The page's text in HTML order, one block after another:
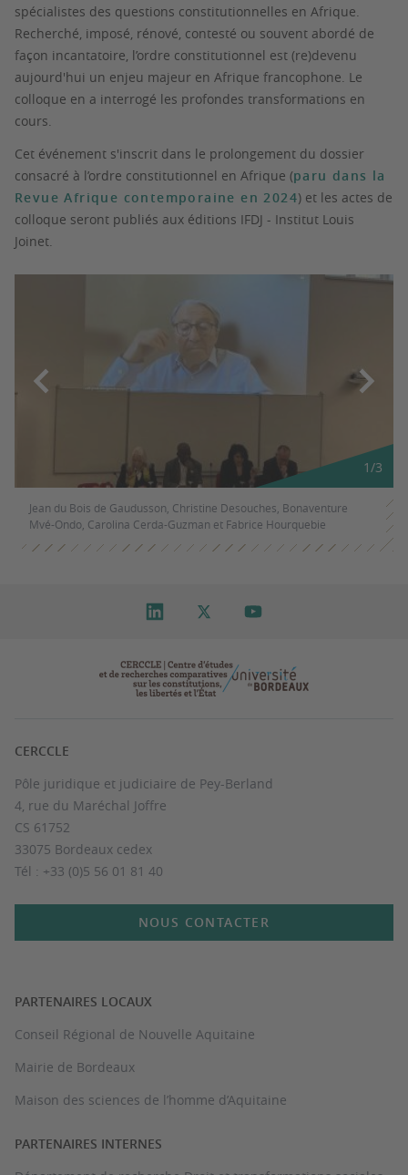
spécialistes des questions constitutionnelles en Afrique.
Recherché, imposé, rénové, contesté ou souvent abordé de
façon incantatoire, l’ordre constitutionnel est (re)devenu
aujourd'hui un enjeu majeur en Afrique francophone. Le
colloque en a interrogé les profondes transformations en
cours.
Cet événement s'inscrit dans le prolongement du dossier
consacré à l’ordre constitutionnel en Afrique (paru dans la
Revue Afrique contemporaine en 2024) et les actes de
colloque seront publiés aux éditions IFDJ - Institut Louis
Joinet.
Jean du Bois de Gaudusson, Christine Desouches, Bonaventure
Mvé-Ondo, Carolina Cerda-Guzman et Fabrice Hourquebie
1/3
CERCCLE
Pôle juridique et judiciaire de Pey-Berland
4, rue du Maréchal Joffre
CS 61752
33075 Bordeaux cedex
Tél : +33 (0)5 56 01 81 40
NOUS CONTACTER
PARTENAIRES LOCAUX
Conseil Régional de Nouvelle Aquitaine
Mairie de Bordeaux
Maison des sciences de l’homme d’Aquitaine
PARTENAIRES INTERNES